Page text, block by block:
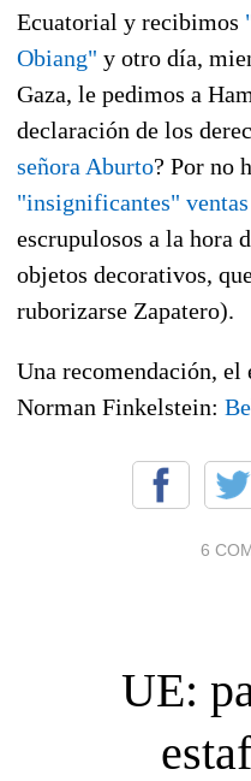
Ecuatorial y recibimos
Obiang" y otro día,
Gaza, le pedimos a
declaración de los
señora Aburto? Por no
"insignificantes"
escrupulosos a la hora
objetos decorativos,
ruborizarse Zapatero).
Una recomendación,
Norman Finkelstein:
6
UE: